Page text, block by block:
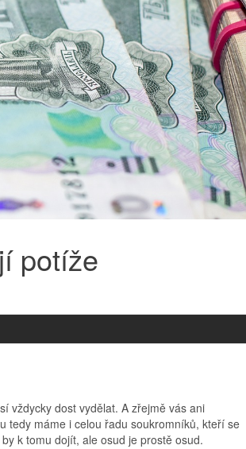
potíže
vždycky dost vydělat. A zřejmě vás ani
tedy máme i celou řadu soukromníků, kteří se
k tomu dojít, ale osud je prostě osud.